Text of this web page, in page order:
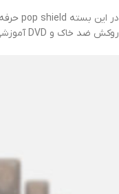
روکش ضد خاک و DVD آموزشی قرار دارند. شما شایسته کیفیت هستید.